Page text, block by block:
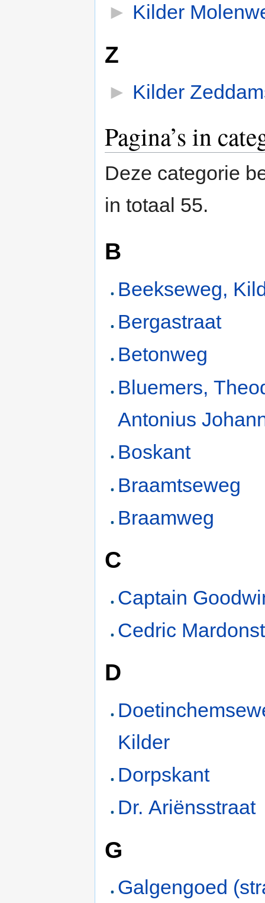
► Kilder
Z
► Kilder
Pagina’s in
Deze categorie
in totaal 55.
B
Beekseweg,
Bergastraat
Betonweg
Bluemers,
Antonius
Boskant
Braamtseweg
Braamweg
C
Captain
Cedric
D
Kilder
Dorpskant
Dr. Ariënsstraat
G
Galgengoed